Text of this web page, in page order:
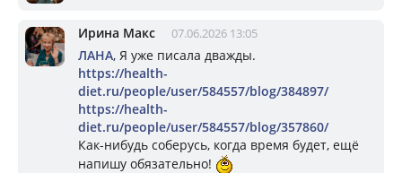
Ирина Макс 07.06.2026 13:05
ЛАНА, Я уже писала дважды.
https://health-
diet.ru/people/user/584557/blog/384897/
https://health-
diet.ru/people/user/584557/blog/357860/
Как-нибудь соберусь, когда время будет, ещё
напишу обязательно!